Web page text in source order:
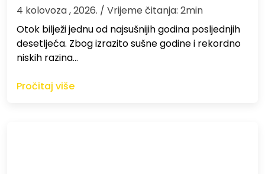
4 kolovoza , 2026. / Vrijeme čitanja: 2min
Otok bilježi jednu od najsušnijih godina posljednjih
desetljeća. Zbog izrazito sušne godine i rekordno
niskih razina…
Pročitaj više